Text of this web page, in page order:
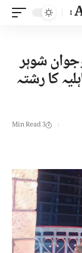
شوہر
کا رشتہ
3 Min Read